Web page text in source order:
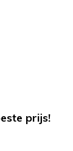
prijs!